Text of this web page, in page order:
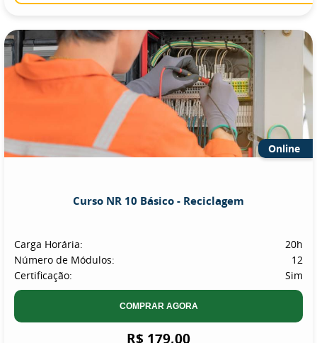
Online
Curso NR 10 Básico - Reciclagem
Carga Horária:
20h
Número de Módulos:
12
Certificação:
Sim
COMPRAR AGORA
R$ 179,00